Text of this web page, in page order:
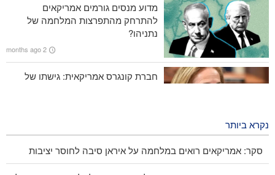
רב אלוף רזאי, לארה"ב : לא נאפשר פתיחת נתיב שני במצרי הורמוז
מדוע מנסים גורמים אמריקאים
להתרחק מהתפרצות המלחמה של
נתניהו?
2 months ago
חברת קונגרס אמריקאית: גישתו של
נקרא ביותר
סקר: אמריקאים רואים במלחמה על איראן סיבה לחוסר יציבות